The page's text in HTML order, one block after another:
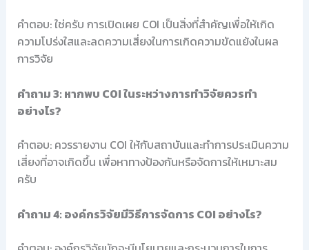
คำตอบ: ใช่ครับ การเปิดเผย COI เป็นสิ่งที่สำคัญเพื่อให้เกิด
ความโปร่งใสและลดความเสี่ยงในการเกิดความขัดแย้งในผล
การวิจัย
คำถาม 3: หากพบ COI ในระหว่างการทำวิจัยควรทำ
อย่างไร?
คำตอบ: ควรรายงาน COI ให้กับสถาบันและทำการประเมินความ
เสี่ยงที่อาจเกิดขึ้น เพื่อหาทางป้องกันหรือจัดการให้เหมาะสม
ครับ
คำถาม 4: องค์กรวิจัยมีวิธีการจัดการ COI อย่างไร?